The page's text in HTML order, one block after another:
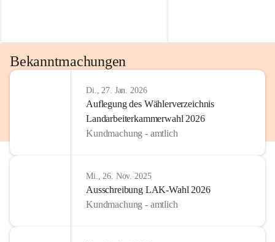
Bekanntmachungen
Di., 27. Jan. 2026
Auflegung des Wählerverzeichnis
Landarbeiterkammerwahl 2026
Kundmachung - amtlich
Mi., 26. Nov. 2025
Ausschreibung LAK-Wahl 2026
Kundmachung - amtlich